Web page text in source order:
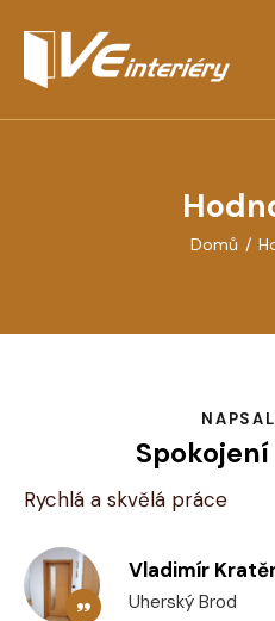
Domů
Rychlá a skvělá práce
Vladimír
Uherský Brod